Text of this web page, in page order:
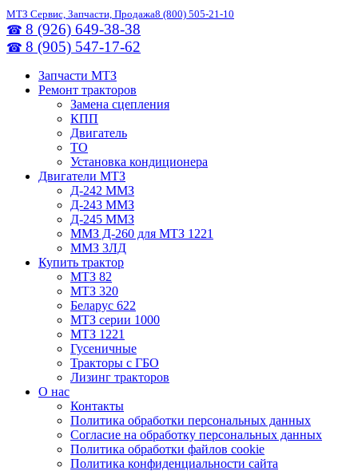
МТЗ Сервис, Запчасти, Продажа8 (800) 505-21-10
☎ 8 (926) 649-38-38
☎ 8 (905) 547-17-62
Запчасти МТЗ
Ремонт тракторов
Замена сцепления
КПП
Двигатель
ТО
Установка кондиционера
Двигатели МТЗ
Д-242 ММЗ
Д-243 ММЗ
Д-245 ММЗ
ММЗ Д-260 для МТЗ 1221
ММЗ 3ЛД
Купить трактор
МТЗ 82
МТЗ 320
Беларус 622
МТЗ серии 1000
МТЗ 1221
Гусеничные
Тракторы с ГБО
Лизинг тракторов
О нас
Контакты
Политика обработки персональных данных
Согласие на обработку персональных данных
Политика обработки файлов cookie
Политика конфиденциальности сайта